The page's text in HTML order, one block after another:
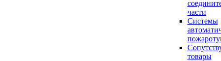
части
Системы
товары